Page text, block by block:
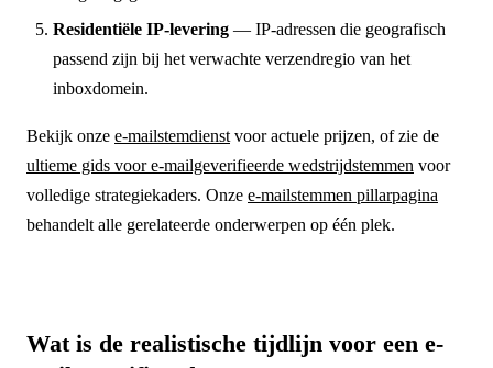
Residentiële IP-levering — IP-adressen die geografisch
passend zijn bij het verwachte verzendregio van het
inboxdomein.
Bekijk onze e-mailstemdienst voor actuele prijzen, of zie de
ultieme gids voor e-mailgeverifieerde wedstrijdstemmen voor
volledige strategiekaders. Onze e-mailstemmen pillarpagina
behandelt alle gerelateerde onderwerpen op één plek.
Wat is de realistische tijdlijn voor een e-